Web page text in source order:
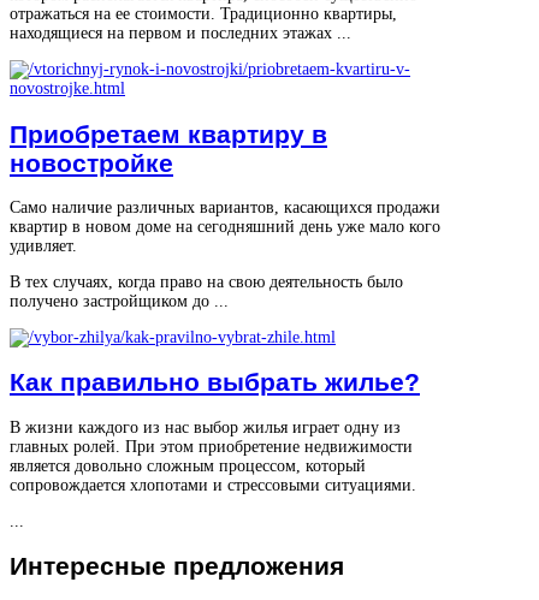
отражаться на ее стоимости. Традиционно квартиры,
находящиеся на первом и последних этажах ...
Приобретаем квартиру в
новостройке
Само наличие различных вариантов, касающихся продажи
квартир в новом доме на сегодняшний день уже мало кого
удивляет.
В тех случаях, когда право на свою деятельность было
получено застройщиком до ...
Как правильно выбрать жилье?
В жизни каждого из нас выбор жилья играет одну из
главных ролей. При этом приобретение недвижимости
является довольно сложным процессом, который
сопровождается хлопотами и стрессовыми ситуациями.
Интересные предложения